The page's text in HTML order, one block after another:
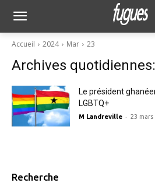
Accueil 2024 Mar 23
Archives
Le président
LGBTQ+
M Landreville - 23 mars
Recherche